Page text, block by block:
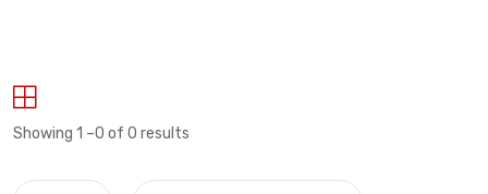
Showing 1 –0 of 0 results